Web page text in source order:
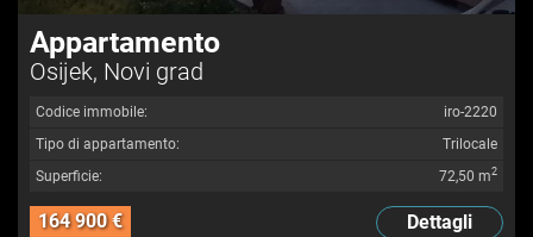
Appartamento
Osijek, Novi grad
Codice immobile:
iro-2220
Tipo di appartamento:
Trilocale
Superficie:
72,50 m2
164 900 € Dettagli